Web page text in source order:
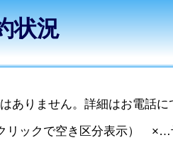
状況
ありません。詳細はお電話
ックで空き区分表示） ×…